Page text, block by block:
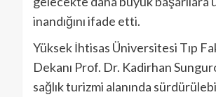
inandığını ifade etti.
Yüksek İhtisas Üniversitesi Tıp
Dekanı Prof. Dr. Kadirhan
sağlık turizmi alanında